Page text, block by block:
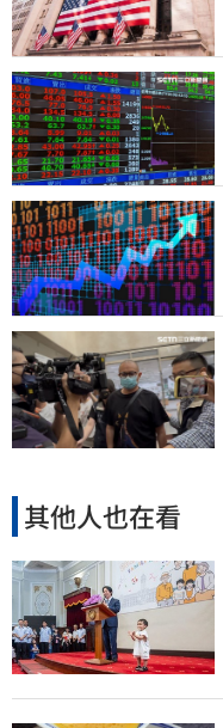
其他人也在看